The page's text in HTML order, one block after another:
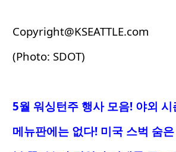
Copyright@KSEATTLE.com
(Photo: SDOT)
5월 워싱턴주 행사 모음! 야외
메뉴판에는 없다! 미국 스벅 숨